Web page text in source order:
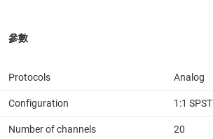
Protocols Analog
Configuration 1:1 SPST
Number of channels 20